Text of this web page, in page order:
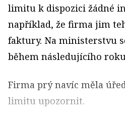
limitu k dispozici žádné
například, že firma jim
faktury. Na ministerstvu
během následujícího
Firma prý navíc měla
limitu upozornit.